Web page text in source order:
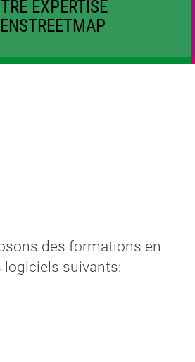
EXPERTISE
des formations en
suivants: